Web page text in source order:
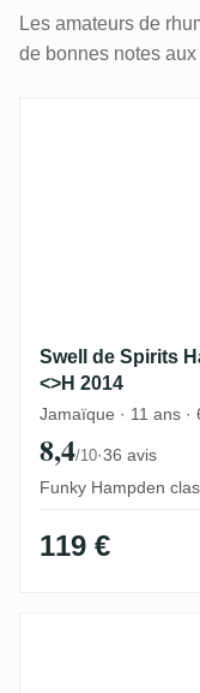
Les amateurs de
de bonnes notes
Swell de
Swell de Spirits
<>H 2014
Jamaïque · 11 ans ·
8,4/10·36 avis
Funky Hampden
119 €
Hampden